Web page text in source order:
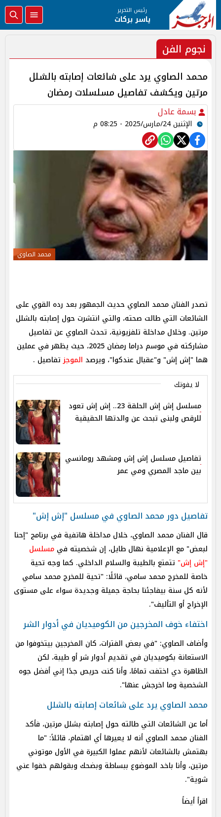
رئيس التحرير
ياسر بركات
نجوم الفن
محمد الصاوي يرد على شائعات إصابته بالشلل
مرتين ويكشف تفاصيل مسلسلات رمضان
بسمة عادل
الإثنين 24/مارس/2025 - 08:25 م
محمد الصاوي
تصدر الفنان محمد الصاوي حديث الجمهور بعد رده القوي على
الشائعات التي طالت صحته، والتي انتشرت حول إصابته بالشلل
مرتين. وخلال مداخلة تلفزيونية، تحدث الصاوي عن تفاصيل
مشاركته في موسم دراما رمضان 2025، حيث يظهر في عملين
هما "إش إش" و"عقبال عندكوا"، ويرصد الموجزتفاصيل .
لا يفوتك
مسلسل إش إش الحلقة 23.. إش إش تعود
للرقص ولبنى تبحث عن والدتها الحقيقية
تفاصيل مسلسل إش إش ومشهد رومانسي
بين ماجد المصري ومي عمر
تفاصيل دور محمد الصاوي في مسلسل "إش إش"
قال الفنان محمد الصاوي، خلال مداخلة هاتفية في برنامج "إحنا
لبعض" مع الإعلامية نهال طايل، إن شخصيته في مسلسل
"إش إش" تتمتع بالطيبة والسلام الداخلي. كما وجه تحية
خاصة للمخرج محمد سامي، قائلًا: "تحية للمخرج محمد سامي
لأنه كل سنة بيفاجئنا بحاجة جميلة وجديدة سواء على مستوى
الإخراج أو التأليف".
اختفاء خوف المخرجين من الكوميديان في أدوار الشر
وأضاف الصاوي: "في بعض الفترات، كان المخرجين بيتخوفوا من
الاستعانة بكوميديان في تقديم أدوار شر أو طيبة، لكن
الظاهرة دي اختفت تمامًا، وأنا كنت حريص جدًا إني أفضل جوه
الشخصية وما اخرجش عنها".
محمد الصاوي يرد على شائعات إصابته بالشلل
أما عن الشائعات التي طالته حول إصابته بشلل مرتين، فأكد
الفنان محمد الصاوي أنه لا يعيرها أي اهتمام، قائلاً: "ما
بهتمش بالشائعات لأنهم عملوا الكبيرة في الأول موتوني
مرتين، وأنا باخد الموضوع ببساطة وبضحك وبقولهم خفوا عني
شوية".
اقرأ أيضاً